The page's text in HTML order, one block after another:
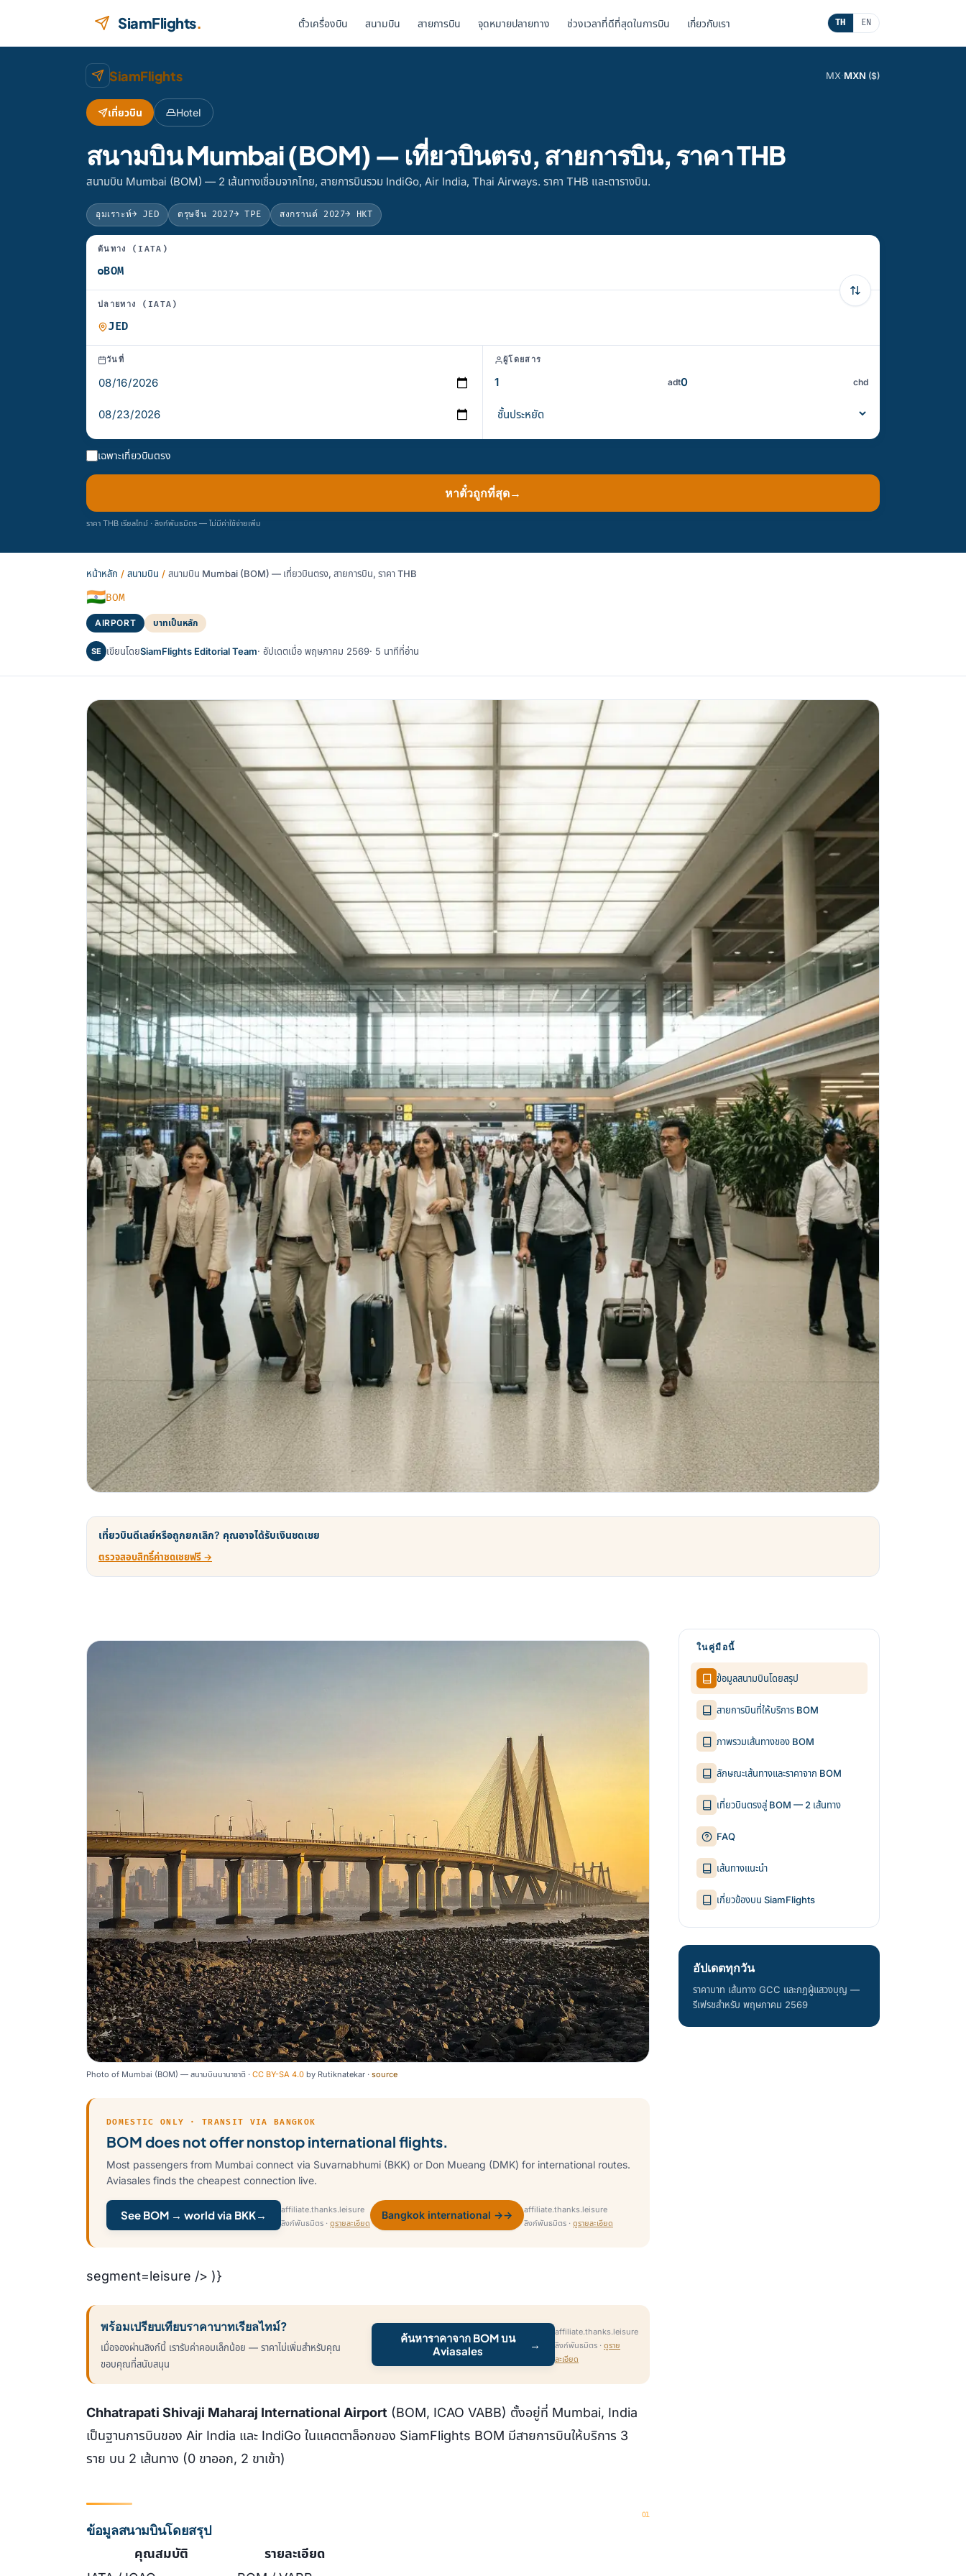
SiamFlights. ตั๋วเครื่องบิน สนามบิน สายการบิน จุดหมายปลายทาง ช่วงเวลาที่ดีที่สุดในการบิน เกี่ยวกับเรา TH EN
SiamFlights MX·MXN ($)
เที่ยวบิน Hotel
สนามบิน Mumbai (BOM) — เที่ยวบินตรง, สายการบิน, ราคา THB
สนามบิน Mumbai (BOM) — 2 เส้นทางเชื่อมจากไทย, สายการบินรวม IndiGo, Air India, Thai Airways. ราคา THB และตารางบิน.
อุมเราะห์→ JED ตรุษจีน 2027→ TPE สงกรานต์ 2027→ HKT
ต้นทาง (IATA)
ปลายทาง (IATA)
วันที่ ผู้โดยสาร
adt chd
เฉพาะเที่ยวบินตรง
หาตั๋วถูกที่สุด→
ราคา THB เรียลไทม์ · ลิงก์พันธมิตร — ไม่มีค่าใช้จ่ายเพิ่ม
หน้าหลัก / สนามบิน / สนามบิน Mumbai (BOM) — เที่ยวบินตรง, สายการบิน, ราคา THB
🇮🇳BOM
AIRPORT บาทเป็นหลัก
SE เขียนโดยSiamFlights Editorial Team· อัปเดตเมื่อ พฤษภาคม 2569· 5 นาทีที่อ่าน
เที่ยวบินดีเลย์หรือถูกยกเลิก? คุณอาจได้รับเงินชดเชย
ตรวจสอบสิทธิ์ค่าชดเชยฟรี →
Photo of Mumbai (BOM) — สนามบินนานาชาติ · CC BY-SA 4.0 by Rutiknatekar · source
DOMESTIC ONLY · TRANSIT VIA BANGKOK
BOM does not offer nonstop international flights.
Most passengers from Mumbai connect via Suvarnabhumi (BKK) or Don Mueang (DMK) for international routes.
Aviasales finds the cheapest connection live.
See BOM → world via BKK→
affiliate.thanks.leisure
ลิงก์พันธมิตร · ดูรายละเอียด
Bangkok international →→
affiliate.thanks.leisure
ลิงก์พันธมิตร · ดูรายละเอียด
segment=leisure /> )}
พร้อมเปรียบเทียบราคาบาทเรียลไทม์?
เมื่อจองผ่านลิงก์นี้ เรารับค่าคอมเล็กน้อย — ราคาไม่เพิ่มสำหรับคุณ
ขอบคุณที่สนับสนุน
ค้นหาราคาจาก BOM บน
Aviasales
→
affiliate.thanks.leisure
ลิงก์พันธมิตร · ดูราย
ละเอียด
Chhatrapati Shivaji Maharaj International Airport (BOM, ICAO VABB) ตั้งอยู่ที่ Mumbai, India
เป็นฐานการบินของ Air India และ IndiGo ในแคตตาล็อกของ SiamFlights BOM มีสายการบินให้บริการ 3
ราย บน 2 เส้นทาง (0 ขาออก, 2 ขาเข้า)
ข้อมูลสนามบินโดยสรุป
คุณสมบัติ
รายละเอียด
ในคู่มือนี้
ข้อมูลสนามบินโดยสรุป
สายการบินที่ให้บริการ BOM
ภาพรวมเส้นทางของ BOM
ลักษณะเส้นทางและราคาจาก BOM
เที่ยวบินตรงสู่ BOM — 2 เส้นทาง
FAQ
เส้นทางแนะนำ
เกี่ยวข้องบน SiamFlights
อัปเดตทุกวัน
ราคาบาท เส้นทาง GCC และกฎผู้แสวงบุญ —
รีเฟรชสำหรับ พฤษภาคม 2569